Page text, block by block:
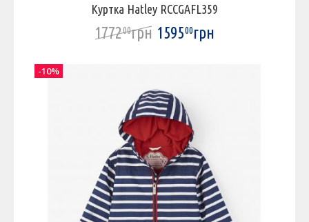
Куртка Hatley RCCGAFL359
177200грн 159500грн
-10%